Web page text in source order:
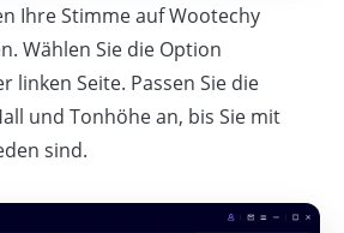
Ihre Stimme auf Wootechy
Wählen Sie die Option
linken Seite. Passen Sie die
und Tonhöhe an, bis Sie mit
sind.